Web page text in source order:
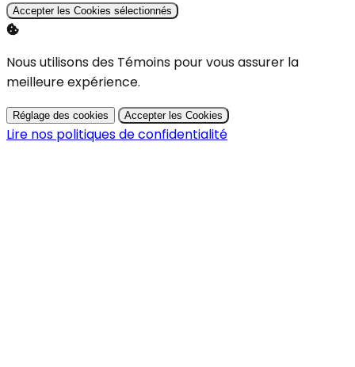
Accepter les Cookies sélectionnés
Nous utilisons des Témoins pour vous assurer la
meilleure expérience.
Réglage des cookies Accepter les Cookies
Lire nos politiques de confidentialité